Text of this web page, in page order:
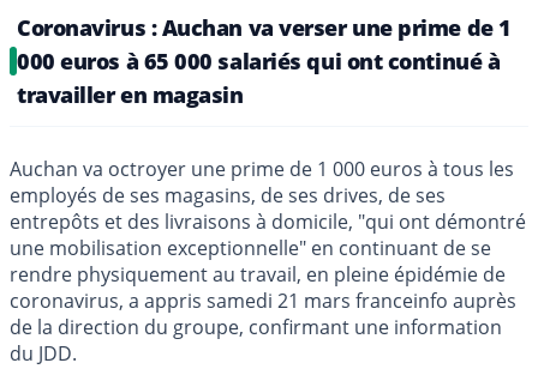
Coronavirus : Auchan va verser une prime de 1
000 euros à 65 000 salariés qui ont continué à
travailler en magasin
Auchan va octroyer une prime de 1 000 euros à tous les
employés de ses magasins, de ses drives, de ses
entrepôts et des livraisons à domicile, "qui ont démontré
une mobilisation exceptionnelle" en continuant de se
rendre physiquement au travail, en pleine épidémie de
coronavirus, a appris samedi 21 mars franceinfo auprès
de la direction du groupe, confirmant une information
du JDD.